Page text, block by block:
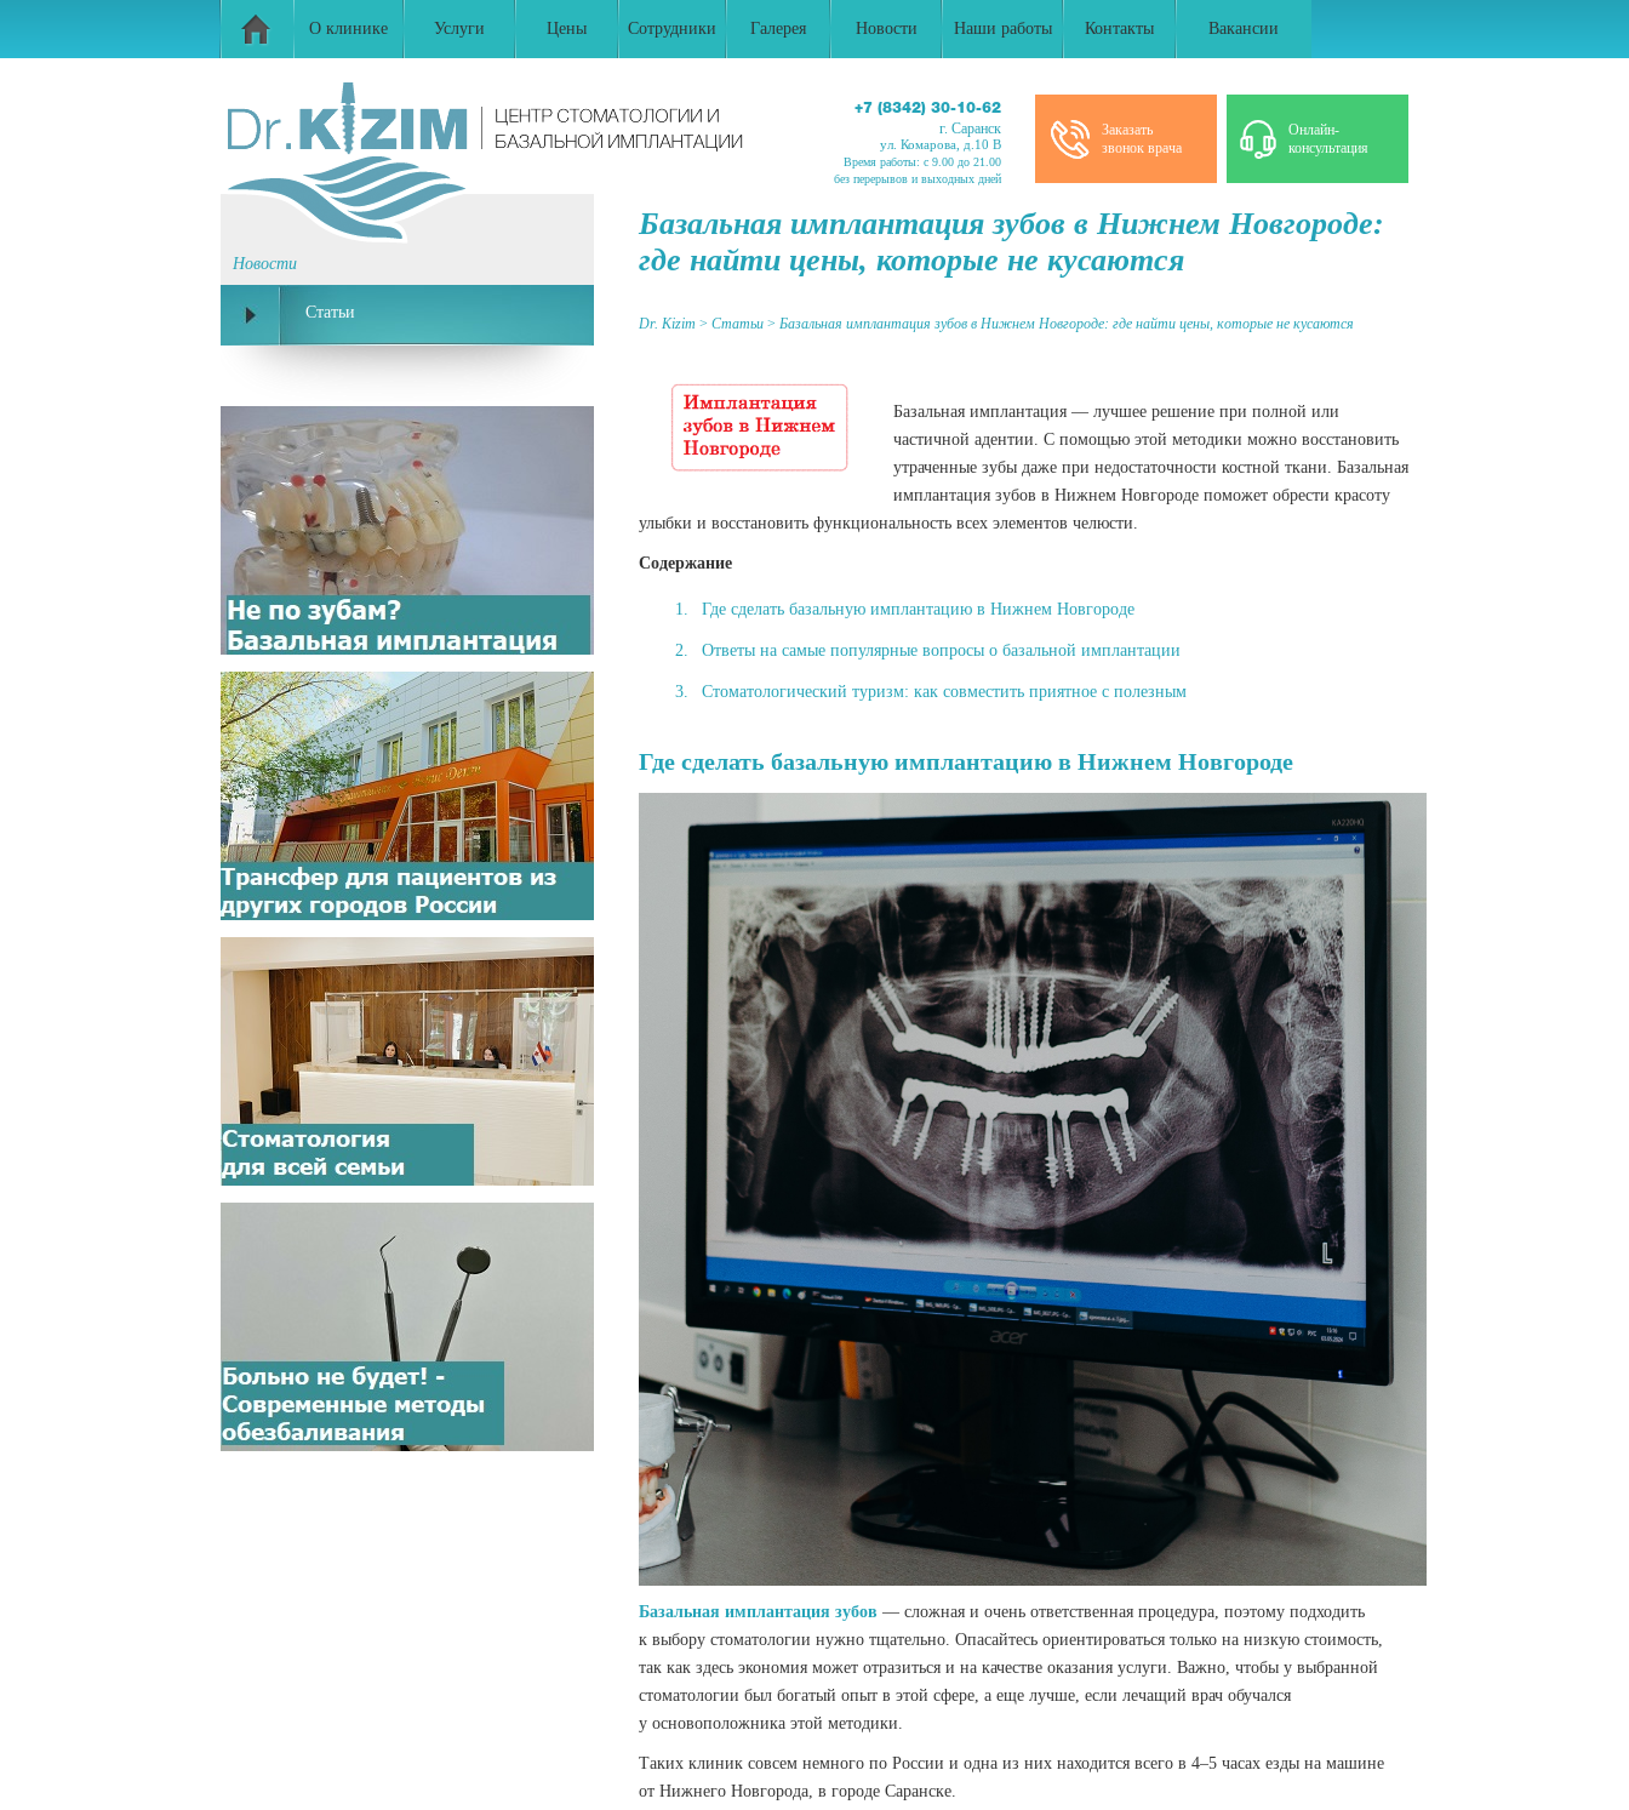
О клинике Услуги Цены Сотрудники Галерея Новости Наши работы Контакты Вакансии
Онлайн-
консультация
Заказать
звонок врача
+7 (8342) 30-10-62
г. Саранск
ул. Комарова, д.10 В
Время работы: c 9.00 до 21.00
без перерывов и выходных дней
Новости
Статьи
Базальная имплантация зубов в Нижнем Новгороде:
где найти цены, которые не кусаются
Dr. Kizim > Статьи > Базальная имплантация зубов в Нижнем Новгороде: где найти цены, которые не кусаются
Базальная имплантация — лучшее решение при полной или
частичной адентии. С помощью этой методики можно восстановить
утраченные зубы даже при недостаточности костной ткани. Базальная
имплантация зубов в Нижнем Новгороде поможет обрести красоту
улыбки и восстановить функциональность всех элементов челюсти.
Содержание
Где сделать базальную имплантацию в Нижнем Новгороде
Ответы на самые популярные вопросы о базальной имплантации
Стоматологический туризм: как совместить приятное с полезным
Где сделать базальную имплантацию в Нижнем Новгороде
Базальная имплантация зубов — сложная и очень ответственная процедура, поэтому подходить
к выбору стоматологии нужно тщательно. Опасайтесь ориентироваться только на низкую стоимость,
так как здесь экономия может отразиться и на качестве оказания услуги. Важно, чтобы у выбранной
стоматологии был богатый опыт в этой сфере, а еще лучше, если лечащий врач обучался
у основоположника этой методики.
Таких клиник совсем немного по России и одна из них находится всего в 4–5 часах езды на машине
от Нижнего Новгорода, в городе Саранске.